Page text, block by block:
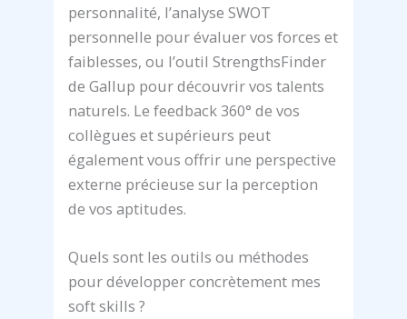
personnalité, l’analyse SWOT
personnelle pour évaluer vos forces et
faiblesses, ou l’outil StrengthsFinder
de Gallup pour découvrir vos talents
naturels. Le feedback 360° de vos
collègues et supérieurs peut
également vous offrir une perspective
externe précieuse sur la perception
de vos aptitudes.
Quels sont les outils ou méthodes
pour développer concrètement mes
soft skills ?